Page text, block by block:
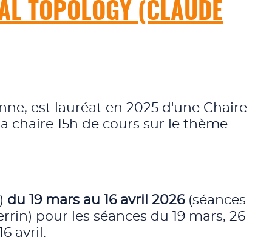
TOPOLOGY (CLAUDE
est lauréat en 2025 d'une Chaire
chaire 15h de cours sur le thème
du 19 mars au 16 avril 2026(séances
pour les séances du 19 mars, 26
avril.